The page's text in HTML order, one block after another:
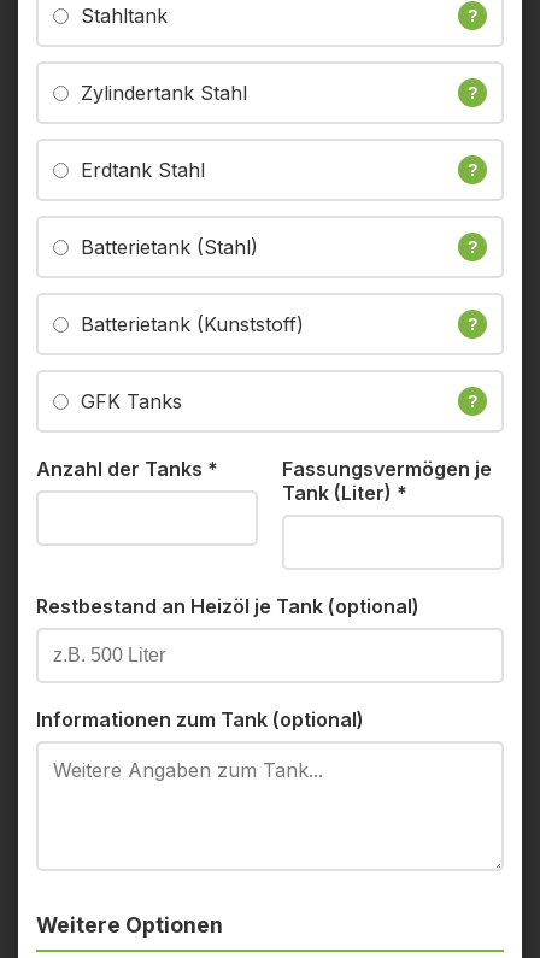
Stahltank ?
Zylindertank Stahl ?
Erdtank Stahl ?
Batterietank (Stahl) ?
Batterietank (Kunststoff) ?
GFK Tanks ?
Anzahl der Tanks *
Fassungsvermögen je
Tank (Liter) *
Restbestand an Heizöl je Tank (optional)
Informationen zum Tank (optional)
Weitere Optionen